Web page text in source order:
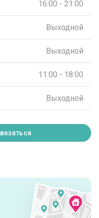
16:00 - 21:00
Выходной
Выходной
11:00 - 18:00
Выходной